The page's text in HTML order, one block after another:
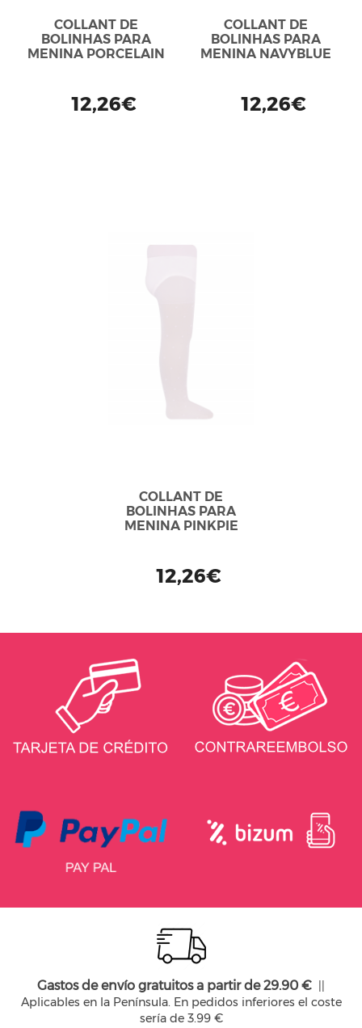
COLLANT DE
BOLINHAS PARA
MENINA PORCELAIN
12,26€
COLLANT DE
BOLINHAS PARA
MENINA NAVYBLUE
12,26€
COLLANT DE
BOLINHAS PARA
MENINA PINKPIE
12,26€
Gastos de envío gratuitos a partir de 29.90 €
Aplicables en la Península. En pedidos inferiores el coste
sería de 3.99 €